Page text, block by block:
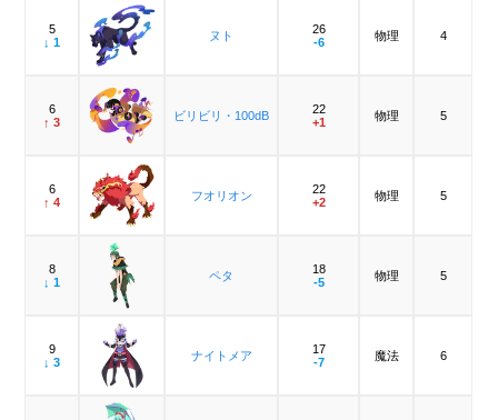
5
↓ 1
ヌト
26
-6
物理 4
6
↑ 3
ビリビリ・100dB
22
+1
物理 5
6
↑ 4
フオリオン
22
+2
物理 5
8
↓ 1
ペタ
18
-5
物理 5
9
↓ 3
ナイトメア
17
-7
魔法 6